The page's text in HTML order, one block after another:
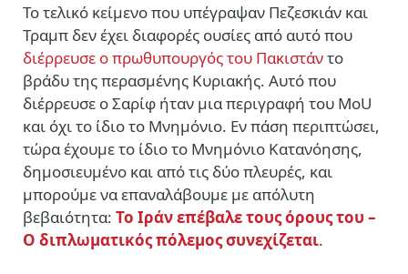
Το τελικό κείμενο που υπέγραψαν Πεζεσκιάν και
Τραμπ δεν έχει διαφορές ουσίες από αυτό που
διέρρευσε ο πρωθυπουργός του Πακιστάντο
βράδυ της περασμένης Κυριακής. Αυτό που
διέρρευσε ο Σαρίφ ήταν μια περιγραφή του ΜοU
και όχι το ίδιο το Μνημόνιο. Εν πάση περιπτώσει,
τώρα έχουμε το ίδιο το Μνημόνιο Κατανόησης,
δημοσιευμένο και από τις δύο πλευρές, και
μπορούμε να επαναλάβουμε με απόλυτη
βεβαιότητα: Το Ιράν επέβαλε τους όρους του –
Ο διπλωματικός πόλεμος συνεχίζεται.